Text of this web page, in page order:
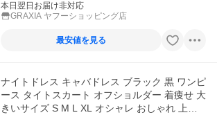
本日翌日お届け非対応
GRAXIA ヤフーショッピング店
最安値を見る
ナイトドレス キャバドレス ブラック 黒 ワンピ
ース タイトスカート オフショルダー 着痩せ 大
きいサイズ S M L XL オシャレ おしゃれ 上品